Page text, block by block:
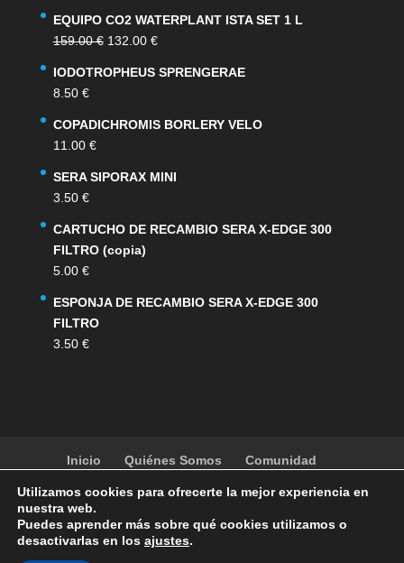
EQUIPO CO2 WATERPLANT ISTA SET 1 L
159.00€ El
original
159.00 €.
132.00 €El
actual
132.00 €.
IODOTROPHEUS SPRENGERAE
8.50 €
COPADICHROMIS BORLERY VELO
11.00 €
SERA SIPORAX MINI
3.50 €
CARTUCHO DE RECAMBIO SERA X-EDGE 300
FILTRO (copia)
5.00 €
ESPONJA DE RECAMBIO SERA X-EDGE 300
FILTRO
3.50 €
Inicio Quiénes Somos
Comunidad
Contacto
Tienda
Utilizamos cookies para ofrecerte la mejor experiencia en
nuestra web.
Puedes aprender más sobre qué cookies utilizamos o
desactivarlas en los ajustes.